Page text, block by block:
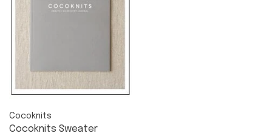
Cocoknits
Cocoknits Sweater